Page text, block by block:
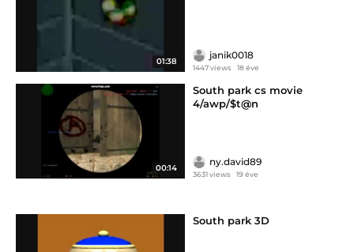
01:38
janik0018
1447 views 18 éve
00:14
South park cs movie
4/awp/$t@n
ny.david89
3631 views 19 éve
South park 3D